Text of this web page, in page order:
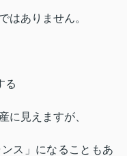
はありません。
る
に見えますが、
ス」になることもあ